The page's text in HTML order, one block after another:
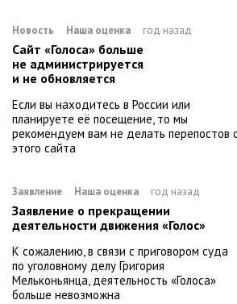
Новость Наша оценка год назад
Сайт «Голоса» больше
не администрируется
и не обновляется
Если вы находитесь в России или
планируете её посещение, то мы
рекомендуем вам не делать перепостов
этого сайта
Заявление Наша оценка год назад
Заявление о прекращении
деятельности движения «Голос»
К сожалению, в связи с приговором суда
по уголовному делу Григория
Мельконьянца, деятельность «Голоса»
больше невозможна